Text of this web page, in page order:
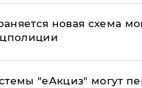
новая схема
"еАкциз" могут